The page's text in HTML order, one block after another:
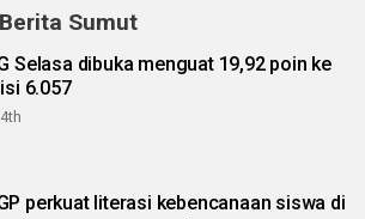
Sumut
Selasa dibuka menguat 19,92 poin ke
6.057
perkuat literasi kebencanaan siswa di